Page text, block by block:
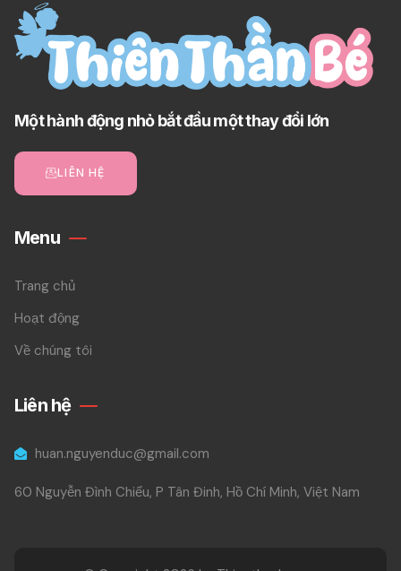
Một hành động nhỏ bắt đầu một thay đổi lớn
LIÊN HỆ
Menu
Trang chủ
Hoạt động
Về chúng tôi
Liên hệ
huan.nguyenduc@gmail.com
60 Nguyễn Đình Chiểu, P Tân Đinh, Hồ Chí Minh, Việt Nam